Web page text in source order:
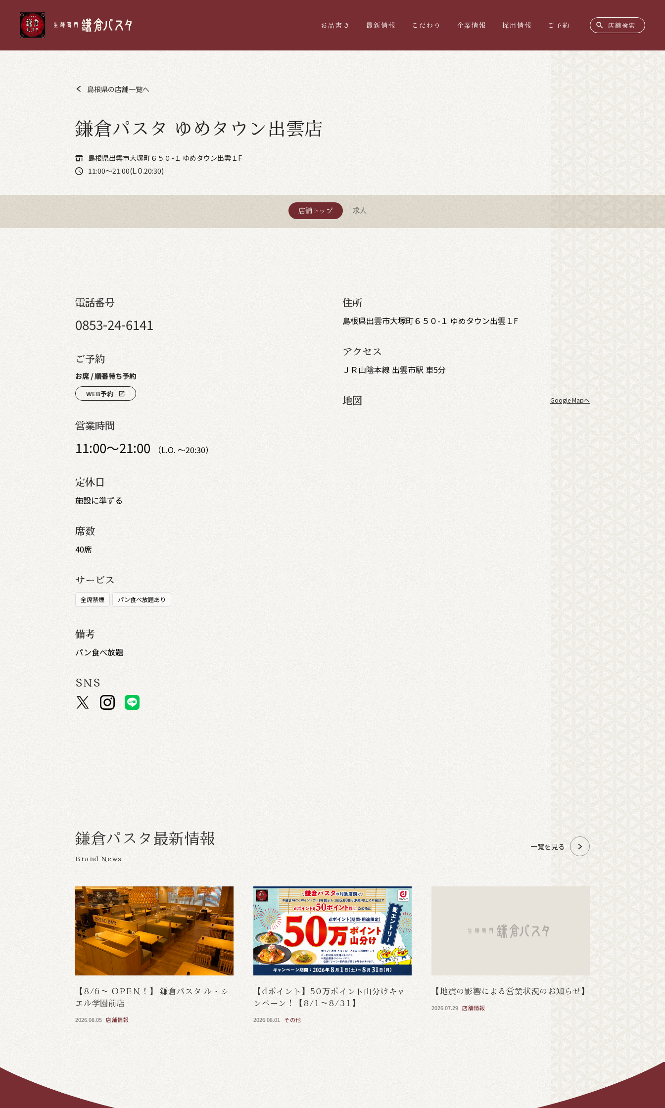
お品書き 最新情報 こだわり 企業情報 採用情報 ご予約 search 店舗検索
島根県の店舗一覧へ
鎌倉パスタ ゆめタウン出雲店
島根県出雲市大塚町６５０-１ ゆめタウン出雲１F
11:00～21:00(L.O.20:30)
店舗トップ 求人
電話番号
0853-24-6141
ご予約
お席 / 順番待ち予約
WEB予約 open_in_new
営業時間
11:00～21:00 （L.O. ～20:30）
定休日
施設に準ずる
席数
40席
サービス
全席禁煙 パン食べ放題あり
備考
パン食べ放題
SNS
住所
島根県出雲市大塚町６５０-１ ゆめタウン出雲１F
アクセス
ＪＲ山陰本線 出雲市駅 車5分
地図 Google Mapへ
鎌倉パ ス タ 最新情報
Brand News
一覧を見る
【8/6～ OPEN！】 鎌倉パスタ ル・シ
エル学園前店
2026.08.05 店舗情報
【dポイント】50万ポイント山分けキャ
ンペーン！【8/1～8/31】
2026.08.01 その他
【地震の影響による営業状況のお知らせ】
2026.07.29 店舗情報